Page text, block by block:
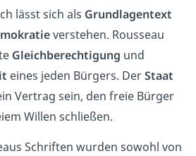
lässt sich als Grundlagentext
verstehen. Rousseau
Gleichberechtigung und
eines jeden Bürgers. DerStaat
Vertrag sein, den freie Bürger
Willen schließen.
Schriften wurden sowohl von